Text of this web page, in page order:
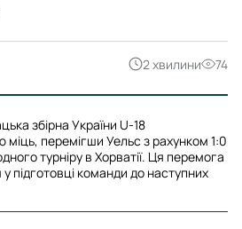
2 хвилини 74
збірна України U-18
перемігши Уельс з рахунком 1:0
турніру в Хорватії. Ця перемога
підготовці команди до наступних